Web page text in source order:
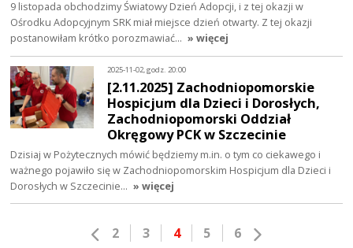
9 listopada obchodzimy Światowy Dzień Adopcji, i z tej okazji w
Ośrodku Adopcyjnym SRK miał miejsce dzień otwarty. Z tej okazji
postanowiłam krótko porozmawiać… » więcej
2025-11-02, godz. 20:00
[2.11.2025] Zachodniopomorskie
Hospicjum dla Dzieci i Dorosłych,
Zachodniopomorski Oddział
Okręgowy PCK w Szczecinie
Dzisiaj w Pożytecznych mówić będziemy m.in. o tym co ciekawego i
ważnego pojawiło się w Zachodniopomorskim Hospicjum dla Dzieci i
Dorosłych w Szczecinie… » więcej
2 3 4 5 6